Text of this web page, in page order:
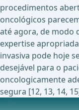
procedimentos
oncológicos
até agora, de modo
expertise
invasiva pode hoje
desejável para o
oncologicamente
segura [12, 13, 14,
Estudos em